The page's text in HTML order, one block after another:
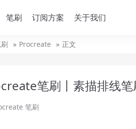
笔刷 订阅方案 关于我们
Procreate 正文
笔刷丨素描排线笔
笔刷